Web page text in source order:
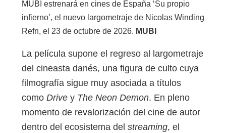
MUBI estrenará en cines de España ‘Su propio
infierno’, el nuevo largometraje de Nicolas Winding
Refn, el 23 de octubre de 2026. MUBI
La película supone el regreso al largometraje
del cineasta danés, una figura de culto cuya
filmografía sigue muy asociada a títulos
como Drive y The Neon Demon. En pleno
momento de revalorización del cine de autor
dentro del ecosistema del streaming, el